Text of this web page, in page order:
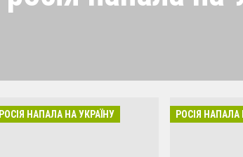
розкрадати будинки в селах. Ми
за нашу свободу!!
РОСІЯ НАПАЛА НА УКРАЇНУ РОСІЯ НАПАЛА